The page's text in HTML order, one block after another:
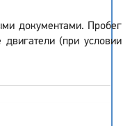
документами. Пробег
(при условии